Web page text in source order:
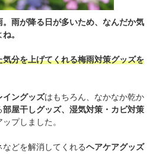
雨が降る日が多いため、なんだか気
。
気分を上げてくれる梅雨対策グッズを
イングッズはもちろん、なかなか乾か
部屋干しグッズ、湿気対策・カビ対策
プしました。
どを解消してくれるヘアケアグッズ